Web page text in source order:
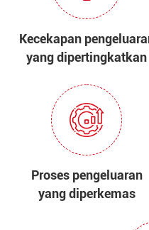
Kecekapan
yang dipertingkatkan
Proses pengeluaran
yang diperkemas